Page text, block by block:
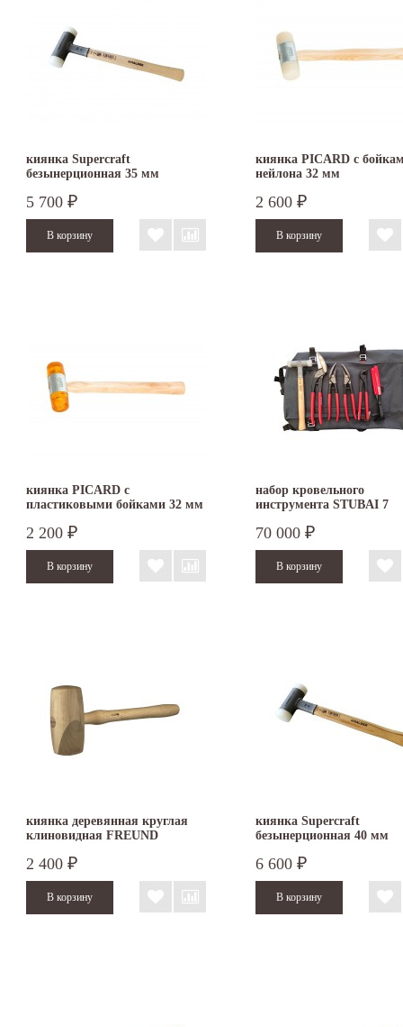
киянка Supercraft
безынерционная 35 мм
5 700 ₽
киянка PICARD с
нейлона 32 мм
2 600 ₽
киянка PICARD с
пластиковыми бойками 32 мм
2 200 ₽
набор кровельного
инструмента STUBAI 7
70 000 ₽
киянка деревянная круглая
клиновидная FREUND
2 400 ₽
киянка Supercraft
безынерционная 40 мм
6 600 ₽